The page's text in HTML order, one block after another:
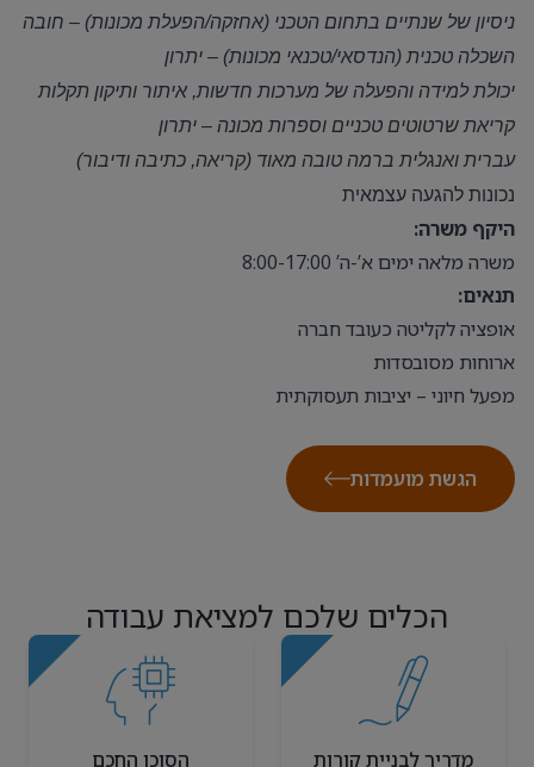
ניסיון של שנתיים בתחום הטכני (אחזקה/הפעלת מכונות) – חובה
השכלה טכנית (הנדסאי/טכנאי מכונות) – יתרון
יכולת למידה והפעלה של מערכות חדשות, איתור ותיקון תקלות
קריאת שרטוטים טכניים וספרות מכונה – יתרון
עברית ואנגלית ברמה טובה מאוד (קריאה, כתיבה ודיבור)
נכונות להגעה עצמאית
היקף משרה:
משרה מלאה ימים א’-ה’ 8:00-17:00
תנאים:
אופציה לקליטה כעובד חברה
ארוחות מסובסדות
מפעל חיוני – יציבות תעסוקתית
הגשת מועמדות
הכלים שלכם למציאת עבודה
מדריך לבניית קורות
הסוכן החכם